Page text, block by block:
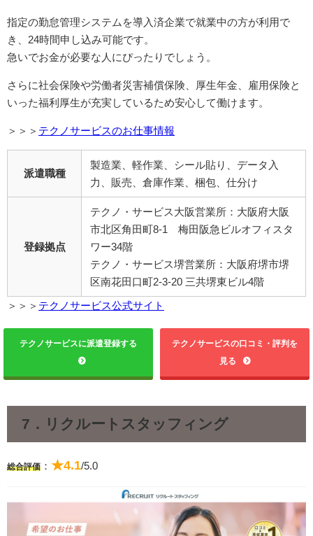
指定の勤怠管理システムを導入済企業で就業中の方が利用で
き、24時間申し込み可能です。
急いでお金が必要な人にぴったりでしょう。
さらに社会保険や労働者災害補償保険、厚生年金、雇用保険と
いった福利厚生が充実しているため安心して働けます。
＞＞＞ テクノサービスのお仕事情報
派遣職種
製造業、軽作業、シール貼り、データ入
力、販売、倉庫作業、梱包、仕分け
登録拠点
テクノ・サービス大阪営業所：大阪府大阪
市北区角田町8-1 梅田阪急ビルオフィスタ
ワー34階
テクノ・サービス堺営業所：大阪府堺市堺
区南花田口町2-3-20 三共堺東ビル4階
＞＞＞ テクノサービス公式サイト
テクノサービスに派遣登録する テクノサービスの口コミ・評判を
見る
7．リクルートスタッフィング
総合評価 ： ★4.1 /5.0